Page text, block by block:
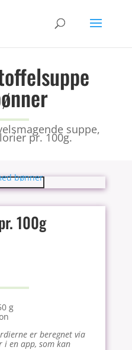
suppe,
pr. 100g.
100g
g
er beregnet via
en app, som kan